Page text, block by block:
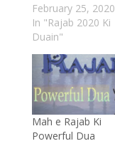
February 25, 2020
In "Rajab 2020 Ki
Duain"
Mah e Rajab Ki
Powerful Dua